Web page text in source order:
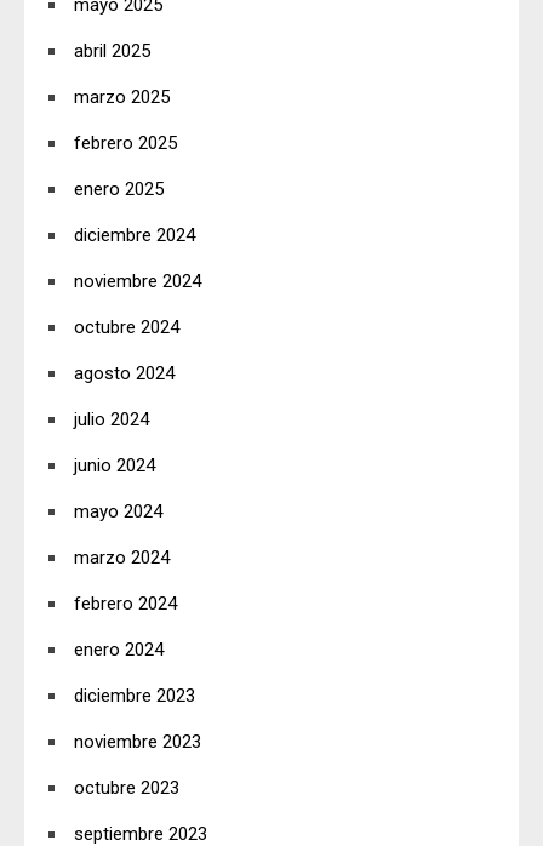
mayo 2025
abril 2025
marzo 2025
febrero 2025
enero 2025
diciembre 2024
noviembre 2024
octubre 2024
agosto 2024
julio 2024
junio 2024
mayo 2024
marzo 2024
febrero 2024
enero 2024
diciembre 2023
noviembre 2023
octubre 2023
septiembre 2023